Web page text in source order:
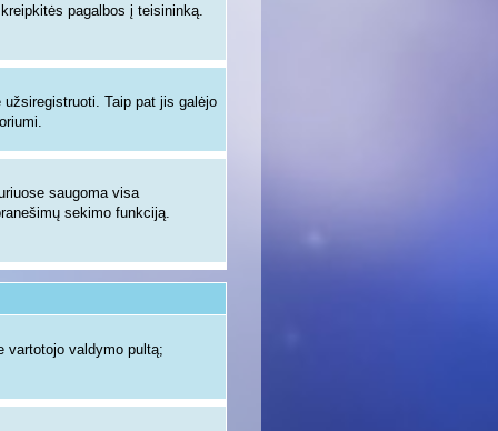
pagalbos į teisininką.
Taip pat jis galėjo
saugoma visa
sekimo funkciją.
vartotojo valdymo pultą;